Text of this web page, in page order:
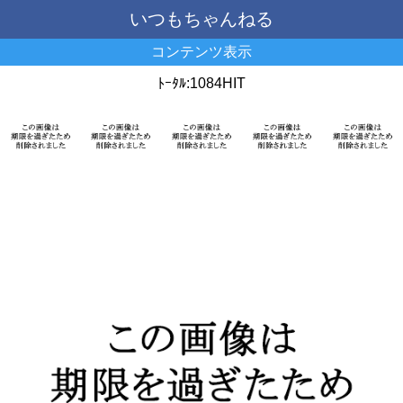
いつもちゃんねる
コンテンツ表示
ﾄｰﾀﾙ:1084HIT